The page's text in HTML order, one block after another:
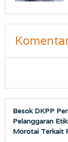
Besok DKPP
Pelanggaran
Morotai Terkait